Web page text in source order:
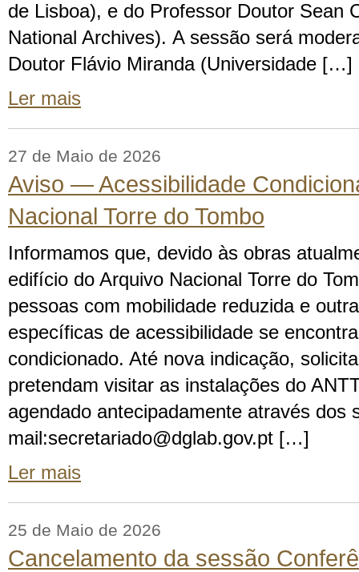
de Lisboa), e do Professor Doutor Sean
National Archives). A sessão será
Doutor Flávio Miranda (Universidade […]
Ler mais
27 de Maio de 2026
Aviso — Acessibilidade
Nacional Torre do Tombo
Informamos que, devido às obras
edifício do Arquivo Nacional Torre do
pessoas com mobilidade reduzida e
específicas de acessibilidade se
condicionado. Até nova indicação,
pretendam visitar as instalações do
agendado antecipadamente através dos
mail:secretariado@dglab.gov.pt […]
Ler mais
25 de Maio de 2026
Cancelamento da sessão